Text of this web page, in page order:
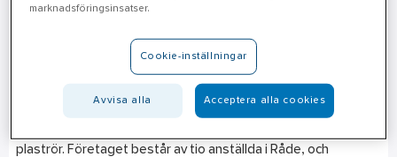
aktier i företaget Weels Betong & Plast AS. Bolaget har en
årlig omsättning på cirka 55 MNOK.
Weels Betong & Plast har varit en erkänd leverantör av vatten-
plaströr. Företaget består av tio anställda i Råde, och
marknadsföringsinsatser.
Cookie-inställningar
Avvisa alla Acceptera alla cookies